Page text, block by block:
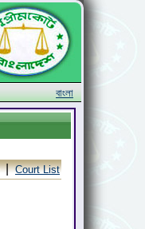
বাংলা
|Court List